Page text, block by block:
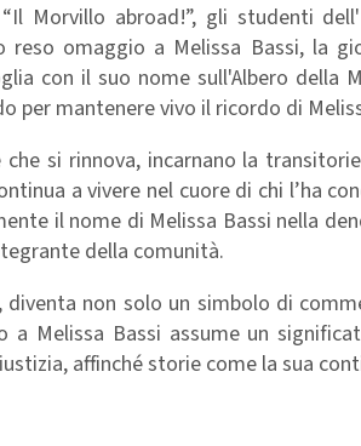
Morvillo abroad!”, gli studenti
reso omaggio a Melissa Bassi, la
con il suo nome sull'Albero della
per mantenere vivo il ricordo di
si rinnova, incarnano la
a vivere nel cuore di chi l’ha
il nome di Melissa Bassi nella
della comunità.
diventa non solo un simbolo di
a Melissa Bassi assume un
affinché storie come la sua